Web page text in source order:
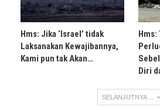
Hms: Jika ‘Israel’ tidak
Laksanakan Kewajibannya,
Kami pun tak Akan…
Hms:
Diri
SELANJUTNYA ...